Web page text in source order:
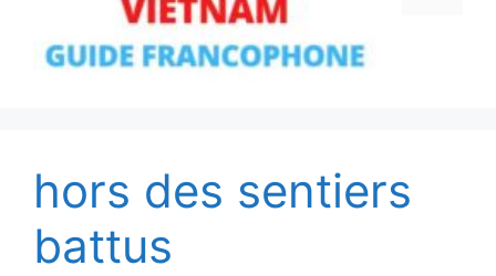
hors des sentiers
battus